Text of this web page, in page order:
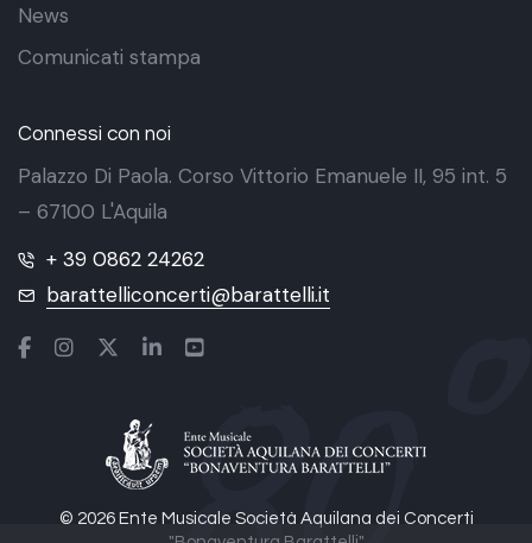
© 2026 Ente Musicale Società Aquilana dei Concerti
News
Comunicati stampa
Connessi con noi
Palazzo Di Paola. Corso Vittorio Emanuele II, 95 int. 5
– 67100 L'Aquila
+ 39 0862 24262
barattelliconcerti@barattelli.it